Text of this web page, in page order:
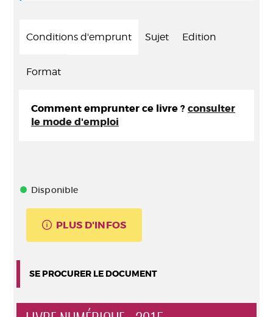
Conditions d'emprunt Sujet Edition
Format
Comment emprunter ce livre ? consulter
le mode d'emploi
Disponible
PLUS D'INFOS
SE PROCURER LE DOCUMENT